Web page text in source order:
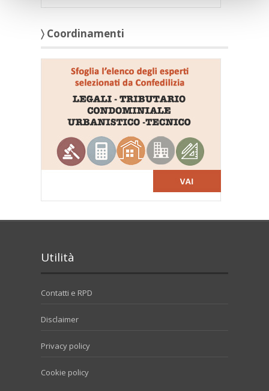
〉 Coordinamenti
Utilità
Contatti e RPD
Disclaimer
Privacy policy
Cookie policy